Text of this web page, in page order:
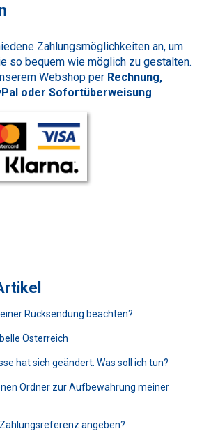
Zahlungsmöglichkeiten an, um
so bequem wie möglich zu gestalten.
Webshop per Rechnung,
oder Sofortüberweisung.
Rücksendung beachten?
Österreich
hat sich geändert. Was soll ich tun?
Ordner zur Aufbewahrung meiner
angeben?